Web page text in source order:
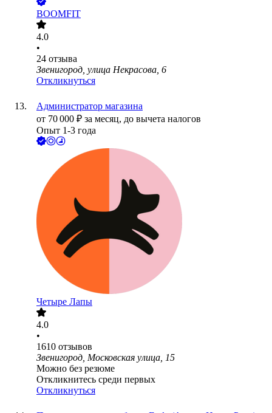
BOOMFIT
4.0
•
24 отзыва
Звенигород, улица Некрасова, 6
Откликнуться
Администратор магазина
от 70 000 ₽ за месяц, до вычета налогов
Опыт 1-3 года
Четыре Лапы
4.0
•
1610 отзывов
Звенигород, Московская улица, 15
Можно без резюме
Откликнитесь среди первых
Откликнуться